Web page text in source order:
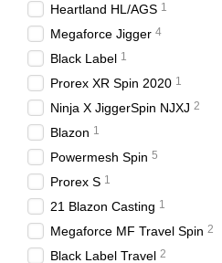
Heartland HL/AGS 1
Megaforce Jigger 4
Black Label 1
Prorex XR Spin 2020 1
Ninja X JiggerSpin NJXJ 2
Blazon 1
Powermesh Spin 5
Prorex S 1
21 Blazon Casting 1
Megaforce MF Travel Spin 2
Black Label Travel 2